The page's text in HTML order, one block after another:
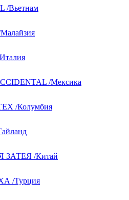
/Вьетнам
/Мексика
/Колумбия
ЗАТЕЯ /Китай
/Турция